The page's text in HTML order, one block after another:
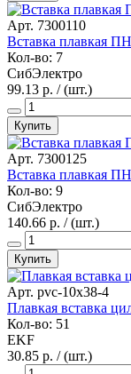
Арт. 7300110
Вставка плавкая
Кол-во: 7
СибЭлектро
99.13 р. / (шт.)
Купить
Арт. 7300125
Вставка плавкая
Кол-во: 9
СибЭлектро
140.66 р. / (шт.)
Купить
Арт. pvc-10x38-4
Плавкая вставка
Кол-во: 51
EKF
30.85 р. / (шт.)